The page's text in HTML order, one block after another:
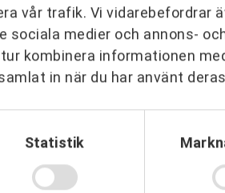
vår trafik. Vi vidarebefordrar
sociala medier och annons-
kombinera informationen
in när du har använt
Statistik
ihop med ett nytt
svårt att förstå vidden av.
på redan befintliga
då möjligheterna är
sätter ramarna. Å
en dragkamp mellan
lägga fram
en krävande utmaning,